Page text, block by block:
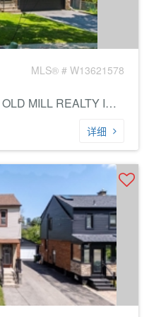
MLS® # W13621578
经纪公司: SUTTON GROUP OLD MILL REALTY INC.
详细